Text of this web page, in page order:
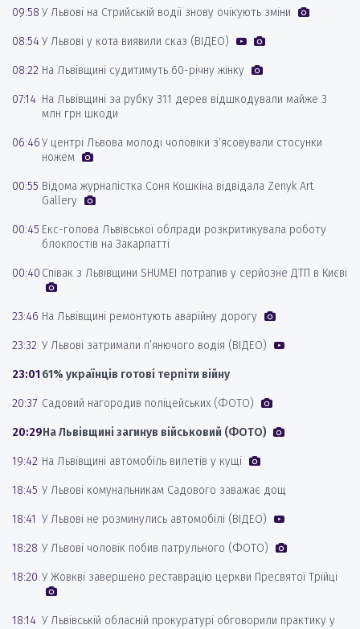
09:58 У Львові на Стрийській водії знову очікують зміни
08:54У Львові у кота виявили сказ (ВІДЕО)
08:22 На Львівщині судитимуть 60-річну жінку
07:14 На Львівщині за рубку 311 дерев відшкодували майже 3
млн грн шкоди
06:46У центрі Львова молоді чоловіки з’ясовували стосунки
ножем
00:55 Відома журналістка Соня Кошкіна відвідала Zenyk Art
Gallery
00:45 Екс-голова Львівської облради розкритикувала роботу
блокпостів на Закарпатті
00:40 Співак з Львівщини SHUMEI потрапив у серйозне ДТП в Києві
23:46 На Львівщині ремонтують аварійну дорогу
23:32 У Львові затримали п’янючого водія (ВІДЕО)
23:01 61% українців готові терпіти війну
20:37 Садовий нагородив поліцейських (ФОТО)
20:29На Львівщині загинув військовий (ФОТО)
19:42 На Львівщині автомобіль вилетів у кущі
18:45 У Львові комунальникам Садового заважає дощ
18:41 У Львові не розминулись автомобілі (ВІДЕО)
18:28 У Львові чоловік побив патрульного (ФОТО)
18:20 У Жовкві завершено реставрацію церкви Пресвятої Трійці
18:14 У Львівській обласній прокуратурі обговорили практику у